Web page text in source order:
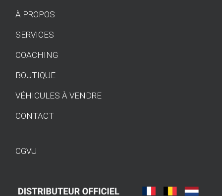
À PROPOS
SERVICES
COACHING
BOUTIQUE
VÉHICULES À VENDRE
CONTACT
CGVU